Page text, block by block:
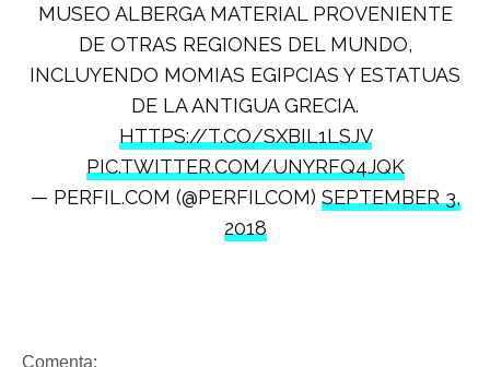
MUSEO ALBERGA MATERIAL PROVENIENTE
DE OTRAS REGIONES DEL MUNDO,
INCLUYENDO MOMIAS EGIPCIAS Y ESTATUAS
DE LA ANTIGUA GRECIA.
HTTPS://T.CO/SXBIL1LSJV
PIC.TWITTER.COM/UNYRFQ4JQK
— PERFIL.COM (@PERFILCOM) SEPTEMBER 3,
2018
Comenta: